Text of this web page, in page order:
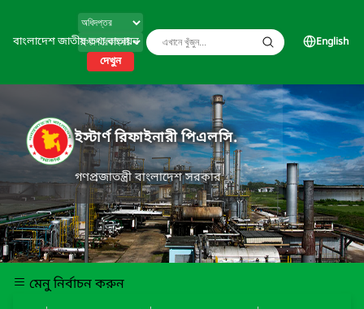
বাংলাদেশ জাতীয় তথ্য বাতায়ন
দেখুন
English
ইস্টার্ণ রিফাইনারী পিএলসি.
গণপ্রজাতন্ত্রী বাংলাদেশ সরকার
মেনু নির্বাচন করুন